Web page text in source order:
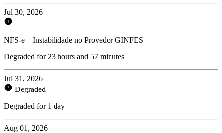
Jul 30, 2026
NFS-e – Instabilidade no Provedor GINFES
Degraded for 23 hours and 57 minutes
Jul 31, 2026
Degraded
Degraded for 1 day
Aug 01, 2026